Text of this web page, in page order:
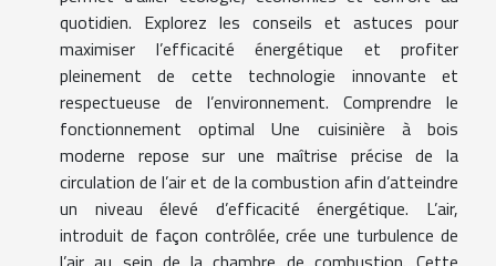
quotidien. Explorez les conseils et astuces pour
maximiser l’efficacité énergétique et profiter
pleinement de cette technologie innovante et
respectueuse de l’environnement. Comprendre le
fonctionnement optimal Une cuisinière à bois
moderne repose sur une maîtrise précise de la
circulation de l’air et de la combustion afin d’atteindre
un niveau élevé d’efficacité énergétique. L’air,
introduit de façon contrôlée, crée une turbulence de